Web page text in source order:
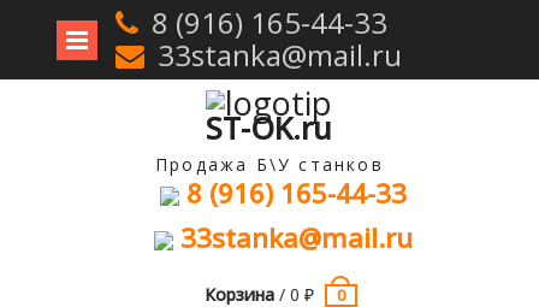
Перейти
8 (916) 165-44-33
33stanka@mail.ru
ST-OK.ru
Продажа Б\У станков
8 (916) 165-44-33
33stanka@mail.ru
Корзина/ 0 ₽ 0